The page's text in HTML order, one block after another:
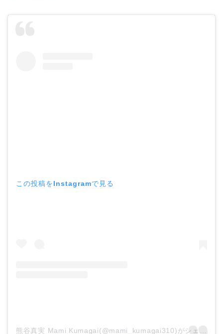
この投稿をInstagramで見る
熊谷真実 Mami Kumagai(@mami_kumagai310)がシェアした投稿